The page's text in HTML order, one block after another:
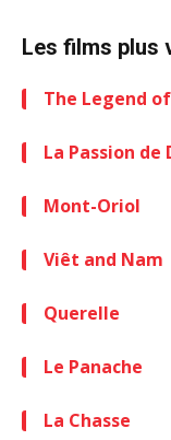
Les films plus
The Legend
La Passion
Mont-Oriol
Viêt and Nam
Querelle
Le Panache
La Chasse